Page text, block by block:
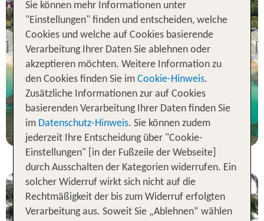
Previous
Halbinsel Samana
Bahia Principe Explore El
Portillo
81 % Weiterempfehlung
7 Nächte, AI, DZ
p.P. ab 532 €
Sie können mehr Informationen unter
"Einstellungen" finden und entscheiden, welche
Cookies und welche auf Cookies basierende
Verarbeitung Ihrer Daten Sie ablehnen oder
akzeptieren möchten. Weitere Information zu
den Cookies finden Sie im Cookie-Hinweis.
Zusätzliche Informationen zur auf Cookies
basierenden Verarbeitung Ihrer Daten finden Sie
im Datenschutz-Hinweis. Sie können zudem
jederzeit Ihre Entscheidung über "Cookie-
Einstellungen" [in der Fußzeile der Webseite]
durch Ausschalten der Kategorien widerrufen. Ein
solcher Widerruf wirkt sich nicht auf die
Rechtmäßigkeit der bis zum Widerruf erfolgten
Verarbeitung aus. Soweit Sie „Ablehnen“ wählen